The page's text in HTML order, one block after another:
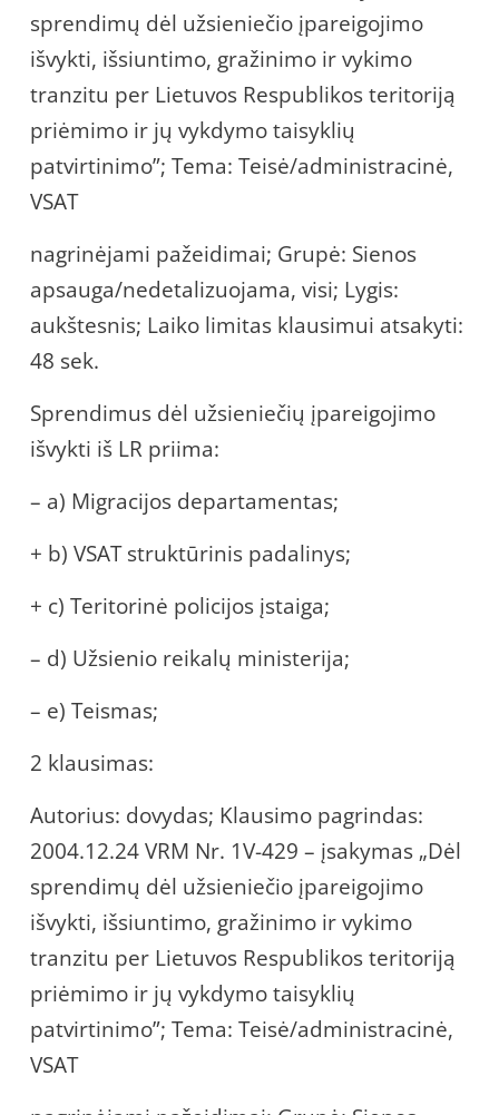
sprendimų dėl užsieniečio įpareigojimo
išvykti, išsiuntimo, gražinimo ir vykimo
tranzitu per Lietuvos Respublikos teritoriją
priėmimo ir jų vykdymo taisyklių
patvirtinimo”; Tema: Teisė/administracinė,
VSAT
nagrinėjami pažeidimai; Grupė: Sienos
apsauga/nedetalizuojama, visi; Lygis:
aukštesnis; Laiko limitas klausimui atsakyti:
48 sek.
Sprendimus dėl užsieniečių įpareigojimo
išvykti iš LR priima:
– a) Migracijos departamentas;
+ b) VSAT struktūrinis padalinys;
+ c) Teritorinė policijos įstaiga;
– d) Užsienio reikalų ministerija;
– e) Teismas;
2 klausimas:
Autorius: dovydas; Klausimo pagrindas:
2004.12.24 VRM Nr. 1V-429 – įsakymas „Dėl
sprendimų dėl užsieniečio įpareigojimo
išvykti, išsiuntimo, gražinimo ir vykimo
tranzitu per Lietuvos Respublikos teritoriją
priėmimo ir jų vykdymo taisyklių
patvirtinimo”; Tema: Teisė/administracinė,
VSAT